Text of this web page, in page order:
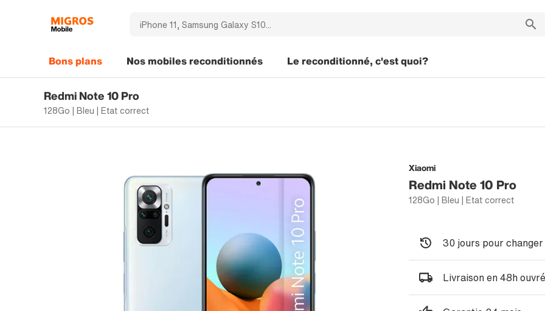
Bons plans Nos mobiles reconditionnés Le reconditionné, c'est quoi?
Redmi Note 10 Pro
128Go | Bleu | Etat correct
Xiaomi
Redmi Note 10 Pro
128Go | Bleu | Etat correct
30 jours pour
Livraison en 48h